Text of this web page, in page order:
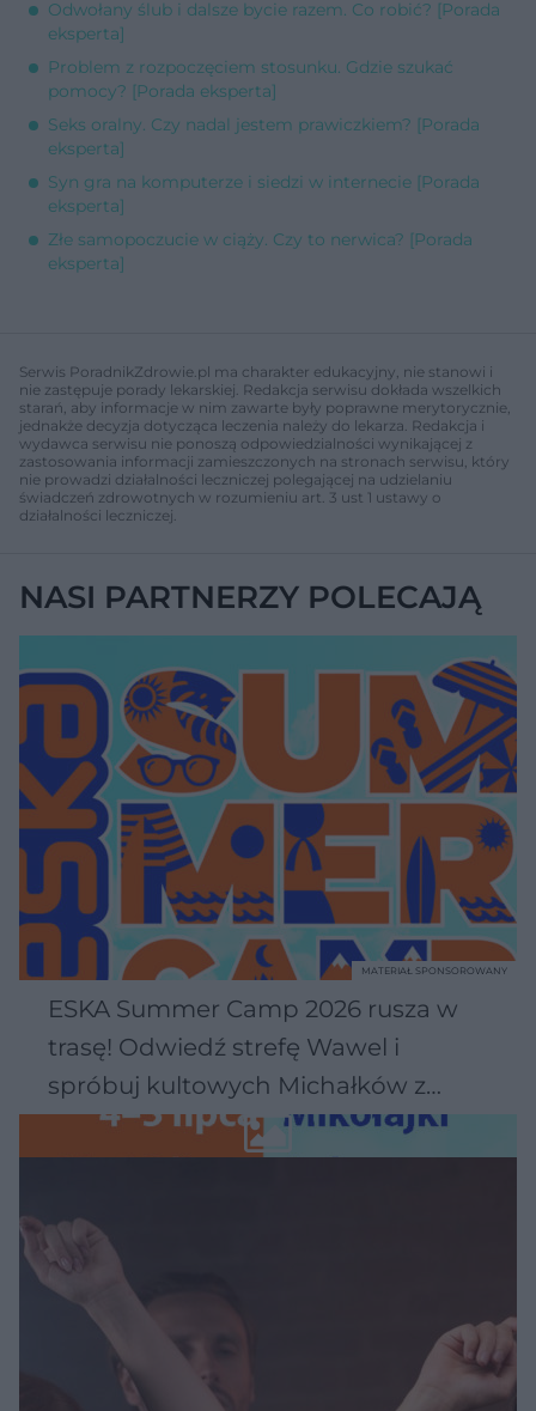
Odwołany ślub i dalsze bycie razem. Co robić? [Porada
eksperta]
Problem z rozpoczęciem stosunku. Gdzie szukać
pomocy? [Porada eksperta]
Seks oralny. Czy nadal jestem prawiczkiem? [Porada
eksperta]
Syn gra na komputerze i siedzi w internecie [Porada
eksperta]
Złe samopoczucie w ciąży. Czy to nerwica? [Porada
eksperta]
Serwis PoradnikZdrowie.pl ma charakter edukacyjny, nie stanowi i
nie zastępuje porady lekarskiej. Redakcja serwisu dokłada wszelkich
starań, aby informacje w nim zawarte były poprawne merytorycznie,
jednakże decyzja dotycząca leczenia należy do lekarza. Redakcja i
wydawca serwisu nie ponoszą odpowiedzialności wynikającej z
zastosowania informacji zamieszczonych na stronach serwisu, który
nie prowadzi działalności leczniczej polegającej na udzielaniu
świadczeń zdrowotnych w rozumieniu art. 3 ust 1 ustawy o
działalności leczniczej.
NASI PARTNERZY POLECAJĄ
ESKA Summer Camp 2026 rusza w
trasę! Odwiedź strefę Wawel i
spróbuj kultowych Michałków z
Wawelu
MATERIAŁ SPONSOROWANY